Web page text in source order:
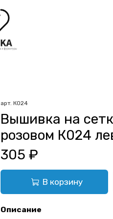
арт. К024
Вышивка на
розовом К024
305 ₽
В корзину
Описание